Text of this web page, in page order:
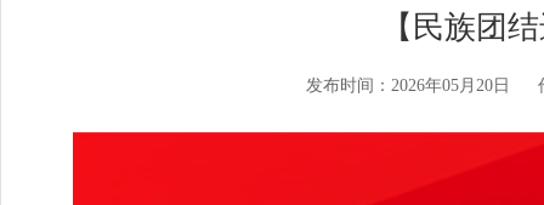
【民族团
发布时间：2026年05月20日